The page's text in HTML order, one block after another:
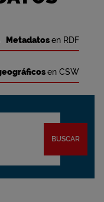
Metadatosen RDF
en CSW
BUSCAR